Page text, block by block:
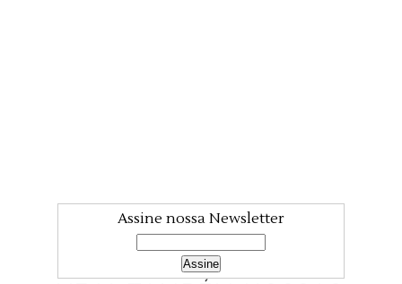
Assine nossa Newsletter